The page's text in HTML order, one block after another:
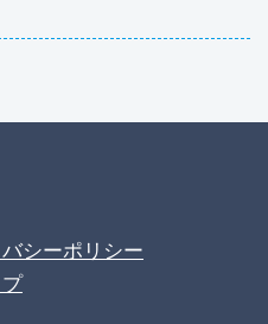
バシーポリシー